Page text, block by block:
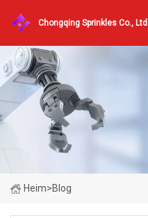
Chongqing Sprinkles Co., Ltd
Heim>Blog